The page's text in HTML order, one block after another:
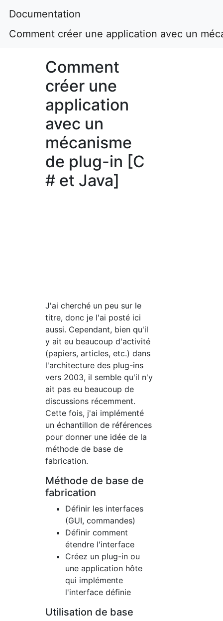
Documentation
Comment créer une application avec un
Comment
créer une
application
avec un
mécanisme
de plug-in [C
# et Java]
J'ai cherché un peu sur le
titre, donc je l'ai posté ici
aussi. Cependant, bien qu'il
y ait eu beaucoup d'activité
(papiers, articles, etc.) dans
l'architecture des plug-ins
vers 2003, il semble qu'il n'y
ait pas eu beaucoup de
discussions récemment.
Cette fois, j'ai implémenté
un échantillon de références
pour donner une idée de la
méthode de base de
fabrication.
Méthode de base de
fabrication
Définir les interfaces
(GUI, commandes)
Définir comment
étendre l'interface
Créez un plug-in ou
une application hôte
qui implémente
l'interface définie
Utilisation de base